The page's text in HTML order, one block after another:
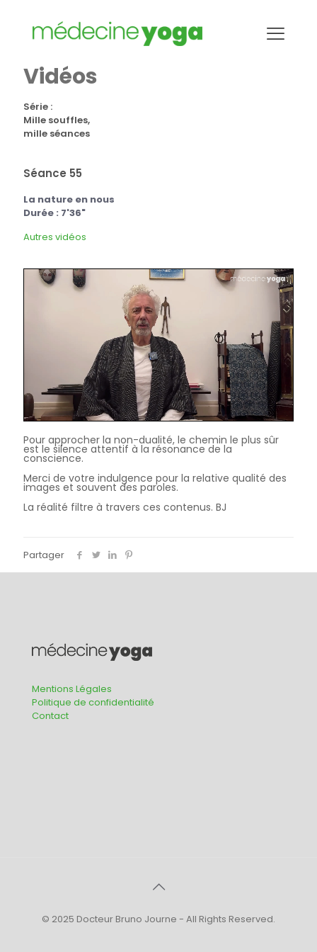
Vidéos
Série :
Mille souffles,
mille séances
Séance 55
La nature en nous
Durée : 7'36"
Autres vidéos
Pour approcher la non-dualité, le chemin le plus sûr
est le silence attentif à la résonance de la
conscience.
Merci de votre indulgence pour la relative qualité des
images et souvent des paroles.
La réalité filtre à travers ces contenus. BJ
Partager
Mentions Légales
Politique de confidentialité
Contact
© 2025 Docteur Bruno Journe - All Rights Reserved.